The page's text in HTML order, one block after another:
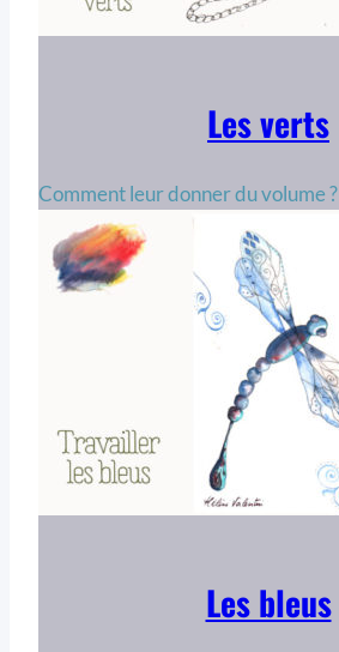
Les verts
Comment leur donner du volume ?
Les bleus